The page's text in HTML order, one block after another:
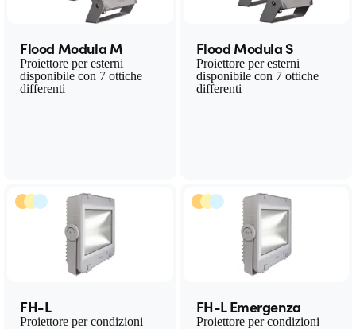
Flood Modula M
Proiettore per esterni
disponibile con 7 ottiche
differenti
Flood Modula S
Proiettore per esterni
disponibile con 7 ottiche
differenti
FH-L
Proiettore per condizioni
FH-L Emergenza
Proiettore per condizioni